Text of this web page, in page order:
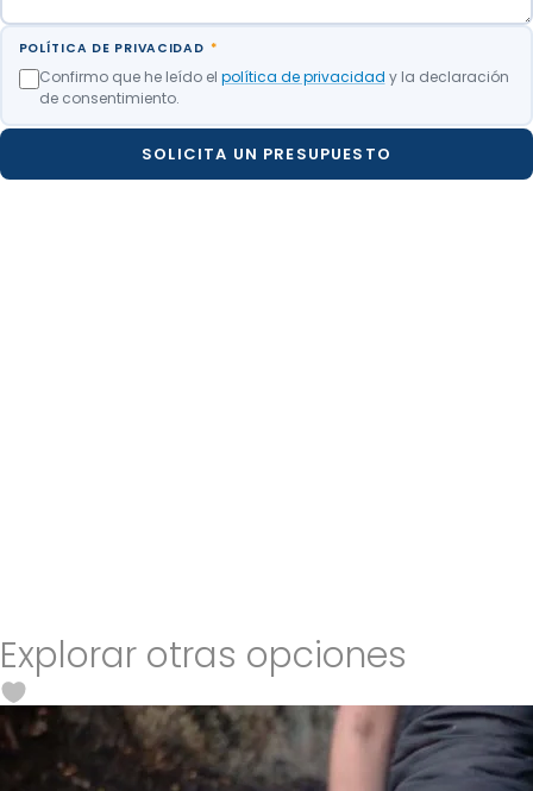
POLÍTICA DE PRIVACIDAD *
Confirmo que he leído el política de privacidad y la declaración
de consentimiento.
SOLICITA UN PRESUPUESTO
Explorar otras opciones